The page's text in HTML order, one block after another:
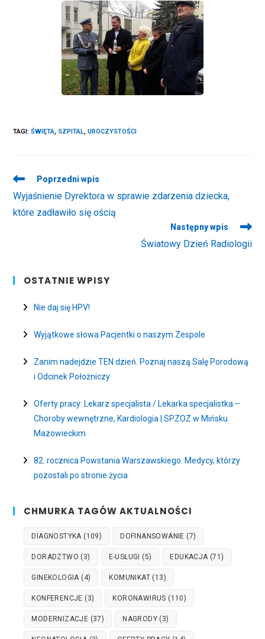
TAGI:ŚWIĘTA, SZPITAL, UROCZYSTOŚCI
Read
articles
Poprzedni wpis
Wyjaśnienie Dyrektora w sprawie zdarzenia dziecka,
które zadławiło się ością
Następny wpis
Światowy Dzień Radiologii
OSTATNIE WPISY
Nie daj się HPV!
Wyjątkowe słowa Pacjentki o naszym Zespole
Zanim nadejdzie TEN dzień. Poznaj naszą Salę Porodową
i Odcinek Położniczy
Oferty pracy: Lekarz specjalista / Lekarka specjalistka –
Choroby wewnętrzne, Kardiologia | SPZOZ w Mińsku
Mazowieckim
82. rocznica Powstania Warszawskiego. Medycy, którzy
pozostali po stronie życia
CHMURKA TAGÓW AKTUALNOŚCI
DIAGNOSTYKA(109) DOFINANSOWANIE (7)
DORADZTWO (3) E-USŁUGI (5) EDUKACJA(71)
GINEKOLOGIA(4) KOMUNIKAT (13)
KONFERENCJE (3) KORONAWIRUS (110)
MODERNIZACJE (37) NAGRODY (3)